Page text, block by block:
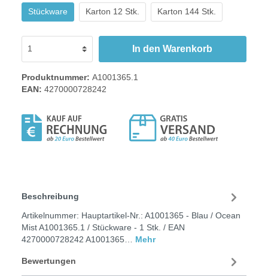
Stückware Karton 12 Stk. Karton 144 Stk.
In den Warenkorb
Produktnummer: A1001365.1
EAN: 4270000728242
Beschreibung
Artikelnummer: Hauptartikel-Nr.: A1001365 - Blau / Ocean
Mist A1001365.1 / Stückware - 1 Stk. / EAN
4270000728242 A1001365… Mehr
Bewertungen